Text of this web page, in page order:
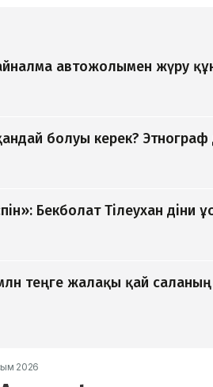
автожолымен жүру
болуы керек? Этнограф
Бекболат Тілеухан діни
теңге жалақы қай
2026